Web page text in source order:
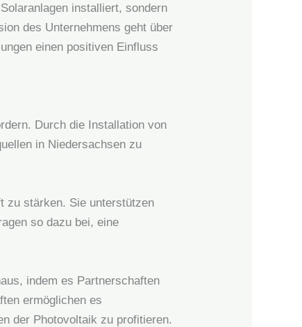
installiert, sondern
des Unternehmens geht über
einen positiven Einfluss
Durch die Installation von
in Niedersachsen zu
zu stärken. Sie unterstützen
so dazu bei, eine
indem es Partnerschaften
ermöglichen es
der Photovoltaik zu profitieren.